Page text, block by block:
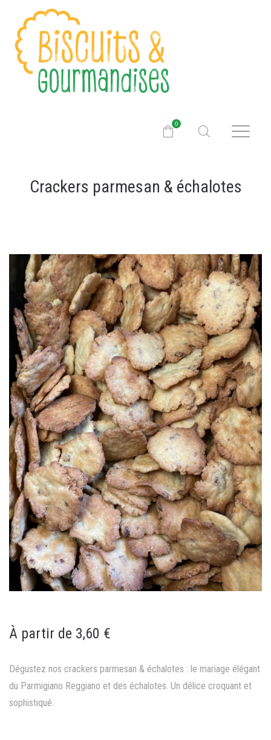
0
Crackers parmesan & échalotes
À partir de 3,60 €
Dégustez nos crackers parmesan & échalotes : le mariage élégant
du Parmigiano Reggiano et des échalotes. Un délice croquant et
sophistiqué.